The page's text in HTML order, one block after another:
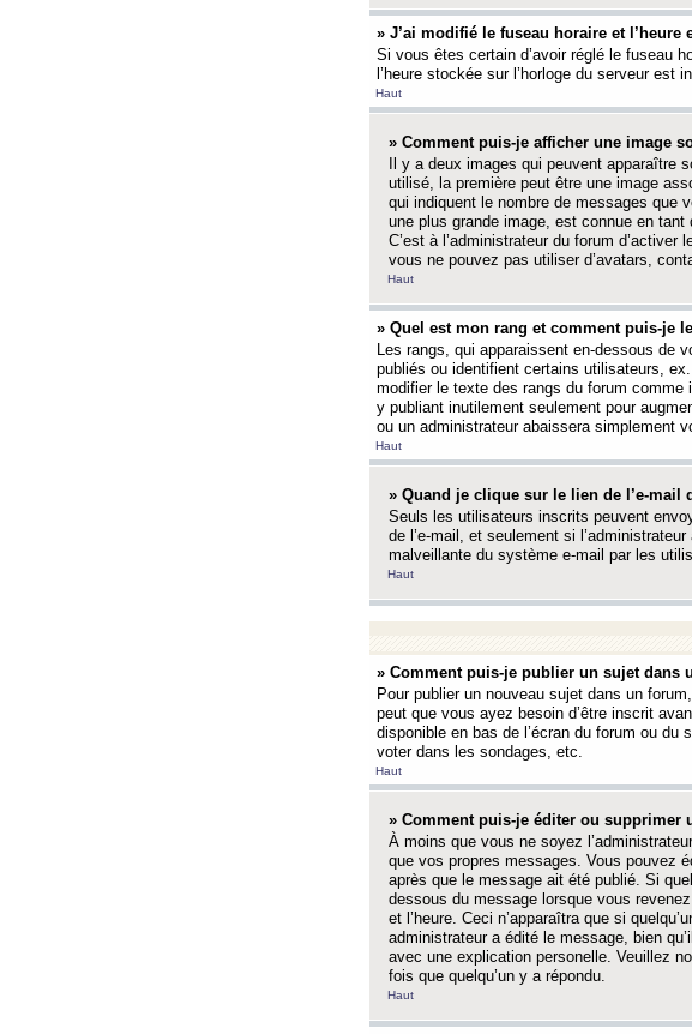
» J’ai modifié le fuseau horaire et l’heure
Si vous êtes certain d’avoir réglé le fuseau
l’heure stockée sur l’horloge du serveur
Haut
» Comment puis-je afficher une image
Il y a deux images qui peuvent apparaître
utilisé, la première peut être une image
qui indiquent le nombre de messages que
une plus grande image, est connue en tant
C’est à l’administrateur du forum
vous ne pouvez pas utiliser d’avatars,
Haut
» Quel est mon rang et comment puis-je
Les rangs, qui apparaissent en-dessous de
publiés ou identifient certains utilisateurs,
modifier le texte des rangs du forum comme
y publiant inutilement seulement pour
ou un administrateur abaissera simplement
Haut
» Quand je clique sur le lien de l’e-mail
Seuls les utilisateurs inscrits peuvent
de l’e-mail, et seulement si
malveillante du système e-mail par les
Haut
» Comment puis-je publier un sujet dans
Pour publier un nouveau sujet dans un
peut que vous ayez besoin d’être inscrit
disponible en bas de l’écran du forum ou
voter dans les sondages, etc.
Haut
» Comment puis-je éditer ou supprimer
À moins que vous ne soyez
que vos propres messages. Vous pouvez
après que le message ait été publié. Si
dessous du message lorsque vous
et l’heure. Ceci n’apparaîtra que si
administrateur a édité le message, bien
avec une explication personelle. Veuillez
fois que quelqu’un y a répondu.
Haut